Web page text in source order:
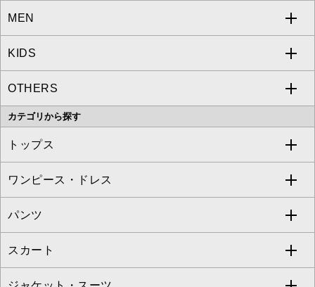
a.v.v
MICHEL KLEIN
MK MICHEL KLEIN
OFUON le MK
MEN
a.v.v
MICHEL KLEIN HOMME
MK MICHEL KLEIN HOMME
KIDS
a.v.v
OTHERS
MK MICHEL KLEIN BAG
カテゴリから探す
トップス
すべてのトップス
カットソー・Tシャツ
ブラウス・シャツ
ワンピース・ドレス
すべてのワンピース・ドレス
ワンピース
パンツ
すべてのパンツ
スカート